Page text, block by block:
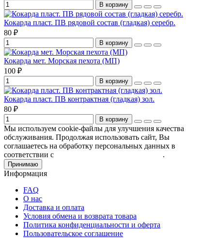
В корзину
Кокарда пласт. ПВ рядовой состав (гладкая) серебр.
80 ₽
В корзину
Кокарда мет. Морская пехота (МП)
100 ₽
В корзину
Кокарда пласт. ПВ контрактная (гладкая) зол.
80 ₽
В корзину
Мы используем cookie-файлы для улучшения качества
обслуживания. Продолжая использовать сайт, Вы
соглашаетесь на обработку персональных данных в
соответствии с
.
Принимаю
Информация
FAQ
О нас
Доставка и оплата
Условия обмена и возврата товара
Политика конфиденциальности и оферта
Пользовательское соглашение